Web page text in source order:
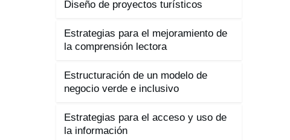
Diseño de proyectos turísticos
Estrategias para el mejoramiento de
la comprensión lectora
Estructuración de un modelo de
negocio verde e inclusivo
Estrategias para el acceso y uso de
la información